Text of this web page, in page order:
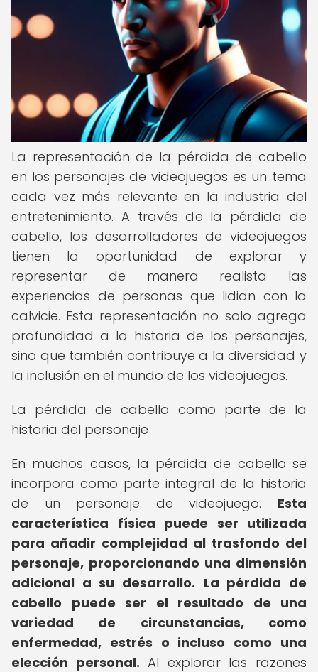
La representación de la pérdida de cabello
en los personajes de videojuegos es un tema
cada vez más relevante en la industria del
entretenimiento. A través de la pérdida de
cabello, los desarrolladores de videojuegos
tienen la oportunidad de explorar y
representar de manera realista las
experiencias de personas que lidian con la
calvicie. Esta representación no solo agrega
profundidad a la historia de los personajes,
sino que también contribuye a la diversidad y
la inclusión en el mundo de los videojuegos.
La pérdida de cabello como parte de la
historia del personaje
En muchos casos, la pérdida de cabello se
incorpora como parte integral de la historia
de un personaje de videojuego. Esta
característica física puede ser utilizada
para añadir complejidad al trasfondo del
personaje, proporcionando una dimensión
adicional a su desarrollo. La pérdida de
cabello puede ser el resultado de una
variedad de circunstancias, como
enfermedad, estrés o incluso como una
elección personal. Al explorar las razones